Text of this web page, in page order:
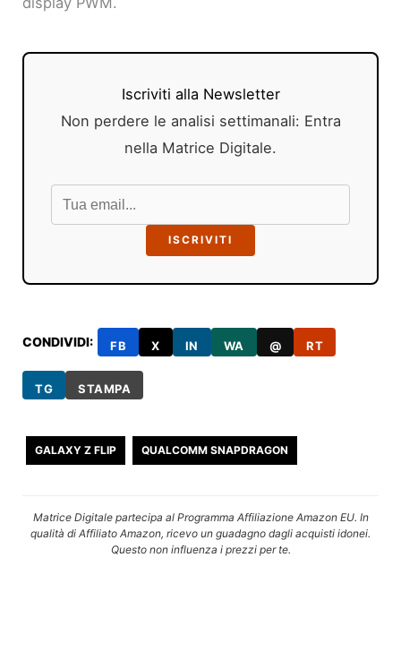
Iscriviti alla Newsletter
Non perdere le analisi settimanali: Entra
nella Matrice Digitale.
ISCRIVITI
CONDIVIDI: FB X IN WA @ RT
TG STAMPA
GALAXY Z FLIP QUALCOMM SNAPDRAGON
Matrice Digitale partecipa al Programma Affiliazione Amazon EU. In
qualità di Affiliato Amazon, ricevo un guadagno dagli acquisti idonei.
Questo non influenza i prezzi per te.